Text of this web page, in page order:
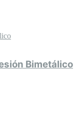
Bimetálico